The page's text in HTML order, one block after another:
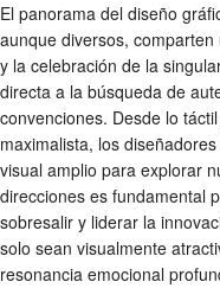
El panorama del diseño
aunque diversos,
y la celebración de la
directa a la búsqueda de
convenciones. Desde lo
maximalista, los
visual amplio para explorar
direcciones es fundamental
sobresalir y liderar la
solo sean visualmente
resonancia emocional